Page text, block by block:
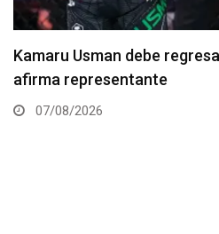
Resultados de los pesajes
Gamrot hace peso para
07/08/2026